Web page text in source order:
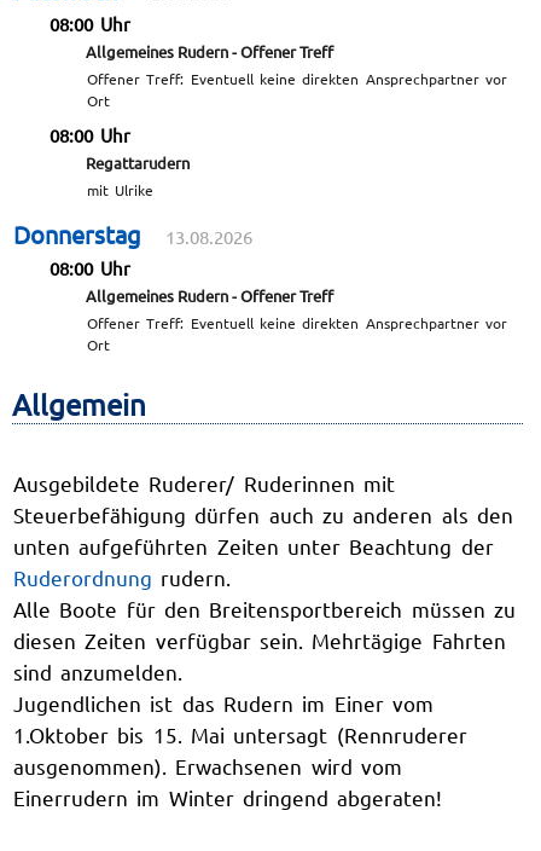
08:00 Uhr
Allgemeines Rudern - Offener Treff
Offener Treff: Eventuell keine direkten Ansprechpartner vor
Ort
08:00 Uhr
Regattarudern
mit Ulrike
Donnerstag
13.08.2026
08:00 Uhr
Allgemeines Rudern - Offener Treff
Offener Treff: Eventuell keine direkten Ansprechpartner vor
Ort
Allgemein
Ausgebildete Ruderer/ Ruderinnen mit
Steuerbefähigung dürfen auch zu anderen als den
unten aufgeführten Zeiten unter Beachtung der
Ruderordnung rudern.
Alle Boote für den Breitensportbereich müssen zu
diesen Zeiten verfügbar sein. Mehrtägige Fahrten
sind anzumelden.
Jugendlichen ist das Rudern im Einer vom
1.Oktober bis 15. Mai untersagt (Rennruderer
ausgenommen). Erwachsenen wird vom
Einerrudern im Winter dringend abgeraten!